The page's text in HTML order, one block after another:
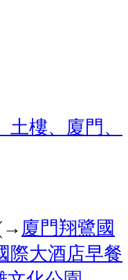
樓、廈門、
→廈門翔鷺國
際大酒店早餐